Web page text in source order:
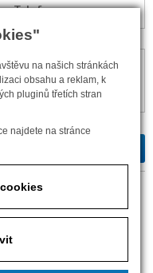
na našich stránkách
obsahu a reklam, k
pluginů třetích stran
najdete na stránce